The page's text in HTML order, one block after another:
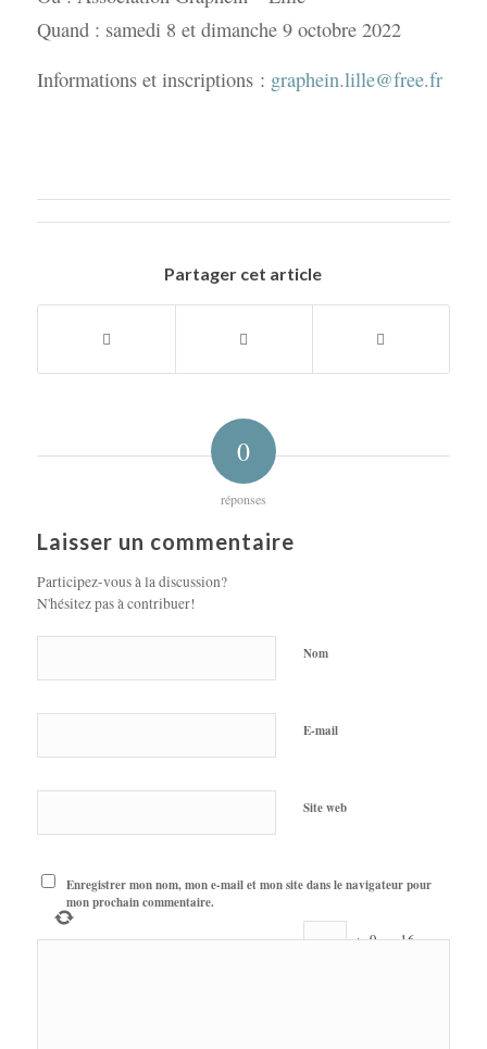
Quand : samedi 8 et dimanche 9 octobre 2022
Informations et inscriptions : graphein.lille@free.fr
Partager cet article
0
réponses
Laisser un commentaire
Participez-vous à la discussion?
N'hésitez pas à contribuer!
Nom
E-mail
Site web
Enregistrer mon nom, mon e-mail et mon site dans le navigateur pour
mon prochain commentaire.
+9=16